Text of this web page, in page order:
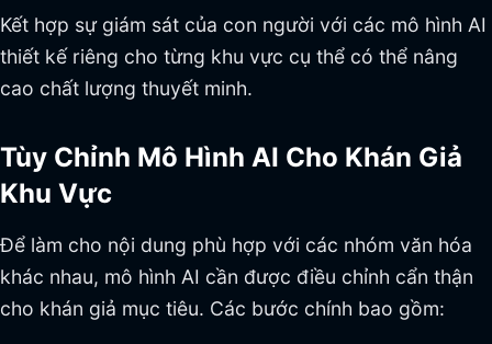
Kết hợp sự giám sát của con người với các mô hình AI
thiết kế riêng cho từng khu vực cụ thể có thể nâng
cao chất lượng thuyết minh.
Tùy Chỉnh Mô Hình AI Cho Khán Giả
Khu Vực
Để làm cho nội dung phù hợp với các nhóm văn hóa
khác nhau, mô hình AI cần được điều chỉnh cẩn thận
cho khán giả mục tiêu. Các bước chính bao gồm: